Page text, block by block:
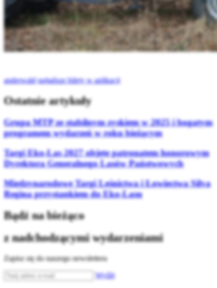
anderwald najtańsze bilety w aplikacji
Ostatnie artykuły
Grupa MTP ze stabilnym zyskiem w 2025 i bogatym
programem wydarzeń w roku bieżącym
Targi Eko-Las 2027 objęte patronatem honorowym
Dyrektora Generalnego Lasów Państwowych
Międzynarodowe Targi Leśnictwa i Łowiectwa Silva
Regina przystankiem do Eko-Lasu
Bądź na bieżąco
z nadchodzącymi wydarzeniami
Zapisz się do naszego newslettera
Wyślij